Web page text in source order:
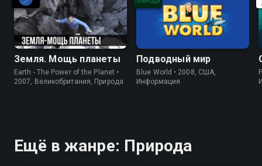
Земля. Мощь планеты
Earth - The Power of the Planet •
2007, Великобритания, Природа
Подводный мир
Blue World • 2008, США,
Информация
Ещё в жанре: Природа